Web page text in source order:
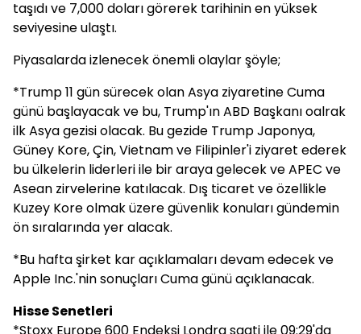
taşıdı ve 7,000 doları görerek tarihinin en yüksek
seviyesine ulaştı.
Piyasalarda izlenecek önemli olaylar şöyle;
*Trump 11 gün sürecek olan Asya ziyaretine Cuma
günü başlayacak ve bu, Trump'ın ABD Başkanı oalrak
ilk Asya gezisi olacak. Bu gezide Trump Japonya,
Güney Kore, Çin, Vietnam ve Filipinler'i ziyaret ederek
bu ülkelerin liderleri ile bir araya gelecek ve APEC ve
Asean zirvelerine katılacak. Dış ticaret ve özellikle
Kuzey Kore olmak üzere güvenlik konuları gündemin
ön sıralarında yer alacak.
*Bu hafta şirket kar açıklamaları devam edecek ve
Apple Inc.'nin sonuçları Cuma günü açıklanacak.
Hisse Senetleri